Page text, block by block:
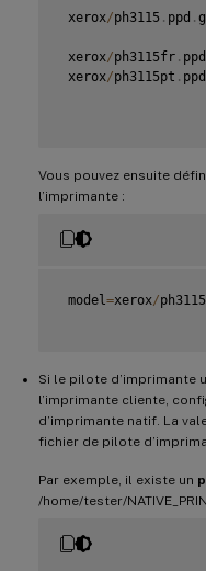
xerox/ph3115 . ppd .
xerox/ph3115fr . ppd
xerox/ph3115pt . ppd
Vous pouvez ensuite
l’imprimante :
model =xerox/ph3115
Si le pilote d’imprimante
l’imprimante cliente,
d’imprimante natif. La
fichier de pilote
Par exemple, il existe un
/home/tester/